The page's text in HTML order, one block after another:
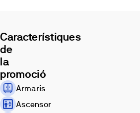
magníficas
vistas
a
la
ría.
Las
viviendas
contarán
Característiques
de
la
promoció
Armaris
Ascensor